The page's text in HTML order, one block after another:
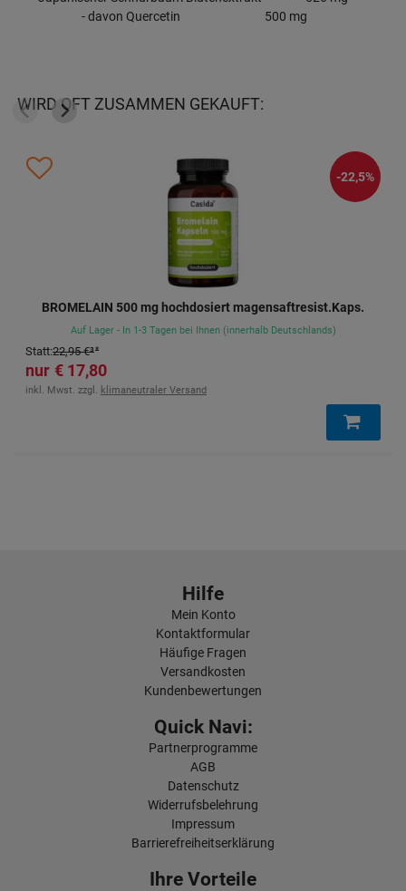
- davon Quercetin 500 mg
WIRD OFT ZUSAMMEN GEKAUFT:
BROMELAIN 500 mg hochdosiert magensaftresist.Kaps.
17,80 €
Statt:22,95 €³
Auf Lager - In 1-3 Tagen bei Ihnen (innerhalb Deutschlands)
inkl. Mwst. zzgl. klimaneutraler Versand
-22,5%
Hilfe
Mein Konto
Kontaktformular
Häufige Fragen
Versandkosten
Kundenbewertungen
Quick Navi:
Partnerprogramme
AGB
Datenschutz
Widerrufsbelehrung
Impressum
Barrierefreiheitserklärung
Ihre Vorteile